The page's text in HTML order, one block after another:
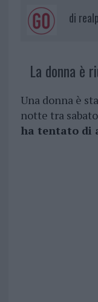
di
La donna è
Una donna è
notte tra
ha tentato di